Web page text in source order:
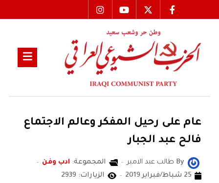
عام على رحيل المفكر وعالم الاجتماع
فالح عبد الجبار
By طالب عبد الامير المجموعة: ادب وفن
25 شباط/فبراير 2019
الزيارات: 2939